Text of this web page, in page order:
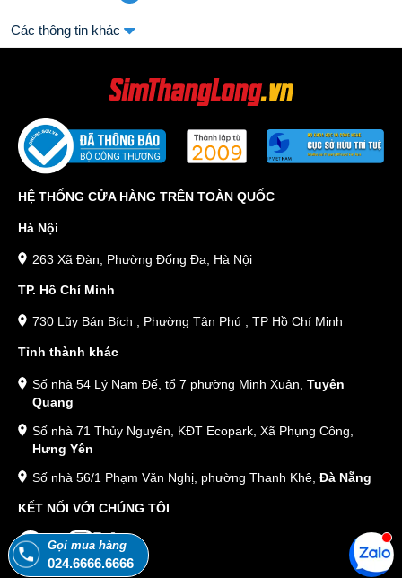
Các thông tin khác
HỆ THỐNG CỬA HÀNG TRÊN TOÀN QUỐC
Hà Nội
263 Xã Đàn, Phường Đống Đa, Hà Nội
TP. Hồ Chí Minh
730 Lũy Bán Bích , Phường Tân Phú , TP Hồ Chí Minh
Tỉnh thành khác
Số nhà 54 Lý Nam Đế, tổ 7 phường Minh Xuân, Tuyên
Quang
Số nhà 71 Thủy Nguyên, KĐT Ecopark, Xã Phụng Công,
Hưng Yên
Số nhà 56/1 Phạm Văn Nghị, phường Thanh Khê, Đà Nẵng
KẾT NỐI VỚI CHÚNG TÔI
Gọi mua hàng
024.6666.6666